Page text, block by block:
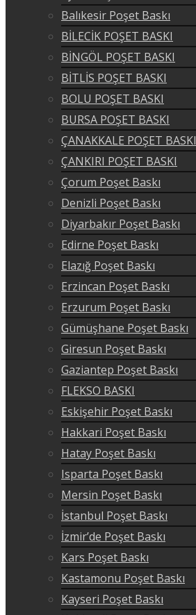
Balıkesir Poşet Baskı
BİLECİK POŞET BASKI
BİNGÖL POŞET BASKI
BİTLİS POŞET BASKI
BOLU POŞET BASKI
BURSA POŞET BASKI
ÇANAKKALE POŞET BASKI
ÇANKIRI POŞET BASKI
Çorum Poşet Baskı
Denizli Poşet Baskı
Diyarbakır Poşet Baskı
Edirne Poşet Baskı
Elazığ Poşet Baskı
Erzincan Poşet Baskı
Erzurum Poşet Baskı
Gümüşhane Poşet Baskı
Giresun Poşet Baskı
Gaziantep Poşet Baskı
FLEKSO BASKI
Eskişehir Poşet Baskı
Hakkari Poşet Baskı
Hatay Poşet Baskı
Isparta Poşet Baskı
Mersin Poşet Baskı
İstanbul Poşet Baskı
İzmir’de Poşet Baskı
Kars Poşet Baskı
Kastamonu Poşet Baskı
Kayseri Poşet Baskı